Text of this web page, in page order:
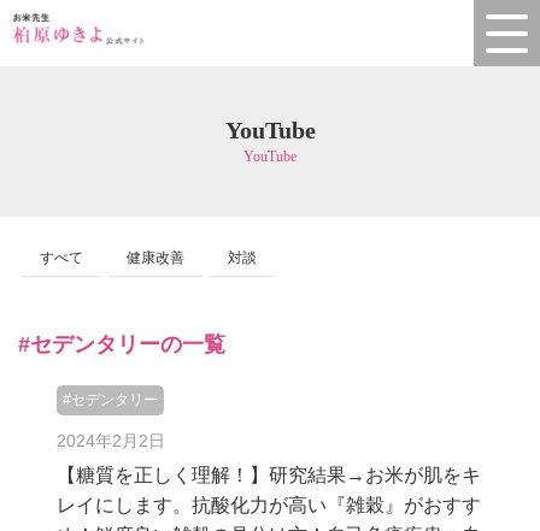
YouTube
YouTube
すべて 健康改善 対談
#セデンタリーの一覧
#セデンタリー
2024年2月2日
【糖質を正しく理解！】研究結果→お米が肌をキ
レイにします。抗酸化力が高い『雑穀』がおすす